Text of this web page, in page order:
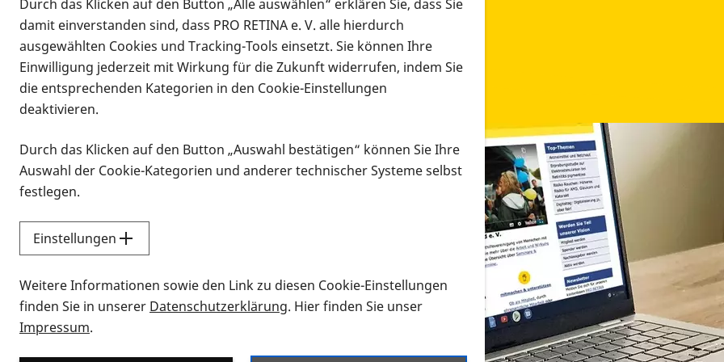
Infomaterial
Infomaterial
Vorlesen
Alle Infomaterialien in verschiedenen Formaten an
Sie möchten wissen, wie Sie nach Infonmaterial suchen und dieses bestellen bzw. herunterladen
Durch das Klicken auf den Button „Alle auswählen“ erklären Sie, dass Sie
damit einverstanden sind, dass PRO RETINA e. V. alle hierdurch
ausgewählten Cookies und Tracking-Tools einsetzt. Sie können Ihre
Einwilligung jederzeit mit Wirkung für die Zukunft widerrufen, indem Sie
die entsprechenden Kategorien in den Cookie-Einstellungen
deaktivieren.
Durch das Klicken auf den Button „Auswahl bestätigen“ können Sie Ihre
Auswahl der Cookie-Kategorien und anderer technischer Systeme selbst
festlegen.
Einstellungen
Weitere Informationen sowie den Link zu diesen Cookie-Einstellungen
finden Sie in unserer Datenschutzerklärung. Hier finden Sie unser
Impressum.